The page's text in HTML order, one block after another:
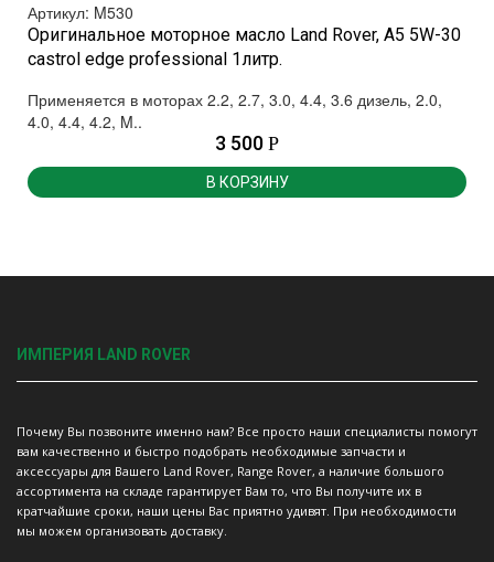
Артикул: M530
Оригинальное моторное масло Land Rover, A5 5W-30
castrol edge professional 1литр.
Применяется в моторах 2.2, 2.7, 3.0, 4.4, 3.6 дизель, 2.0,
4.0, 4.4, 4.2, M..
3 500 Р
В КОРЗИНУ
ИМПЕРИЯ LAND ROVER
Почему Вы позвоните именно нам? Все просто наши специалисты помогут
вам качественно и быстро подобрать необходимые запчасти и
аксессуары для Вашего Land Rover, Range Rover, а наличие большого
ассортимента на складе гарантирует Вам то, что Вы получите их в
кратчайшие сроки, наши цены Вас приятно удивят. При необходимости
мы можем организовать доставку.